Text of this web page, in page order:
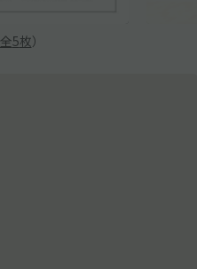
全5枚）